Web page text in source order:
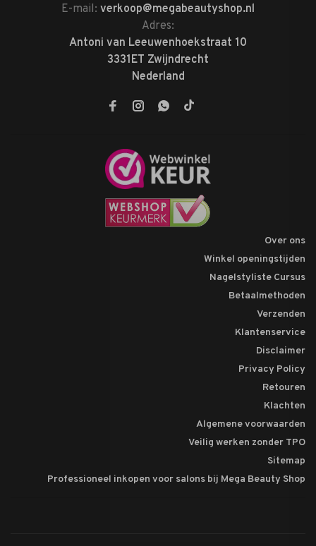
E-mail: verkoop@megabeautyshop.nl
Adres:
Antoni van Leeuwenhoekstraat 10
3331ET Zwijndrecht
Nederland
Over ons
Winkel openingstijden
Nagelstyliste Cursus
Betaalmethoden
Verzenden
Klantenservice
Disclaimer
Privacy Policy
Retouren
Klachten
Algemene voorwaarden
Veilig werken zonder TPO
Sitemap
Professioneel inkopen voor salons bij Mega Beauty Shop